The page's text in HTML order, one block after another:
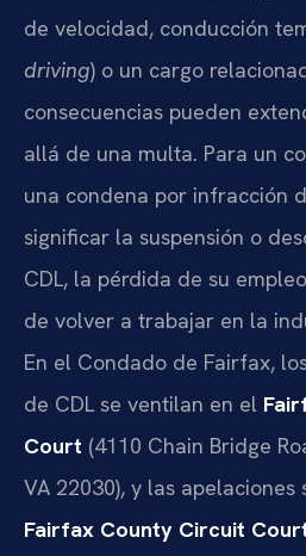
de velocidad, conducción
driving) o un cargo
consecuencias pueden
allá de una multa. Para un
una condena por infracción
significar la suspensión o
CDL, la pérdida de su
de volver a trabajar en la
En el Condado de Fairfax,
de CDL se ventilan en el
Court (4110 Chain Bridge
VA 22030), y las
Fairfax County Circuit